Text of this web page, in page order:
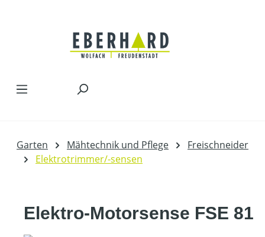
Garten Mähtechnik und Pflege
Freischneider
Elektrotrimmer/-sensen
Elektro-Motorsense FSE 81